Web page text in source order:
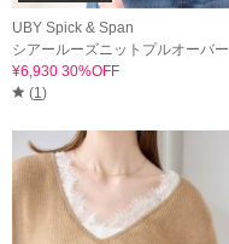
UBY Spick & Span
シアールーズニットプルオーバー
¥6,930 30%OFF
(1 )